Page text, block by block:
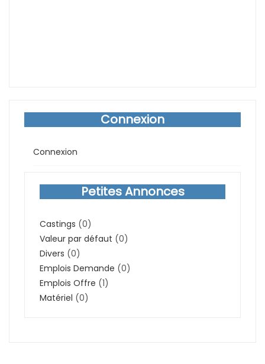
Connexion
Connexion
Petites Annonces
Castings (0)
Valeur par défaut (0)
Divers (0)
Emplois Demande (0)
Emplois Offre (1)
Matériel (0)